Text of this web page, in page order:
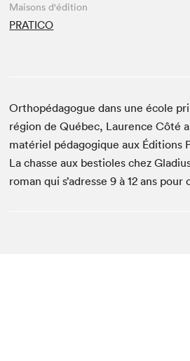
Maisons d'édition
PRATICO
Orthopédagogue dans une école
région de Québec, Laurence Côté
matériel pédagogique aux Éditions
La chasse aux bestioles chez
roman qui s’adresse 9 à 12 ans